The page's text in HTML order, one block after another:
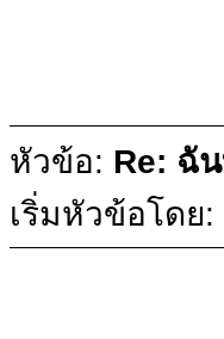
หัวข้อ: Re: ฉั
เริ่มหัวข้อโดย: